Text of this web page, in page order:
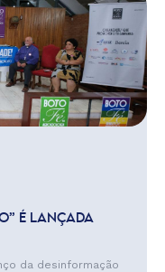
É LANÇADA
da desinformação